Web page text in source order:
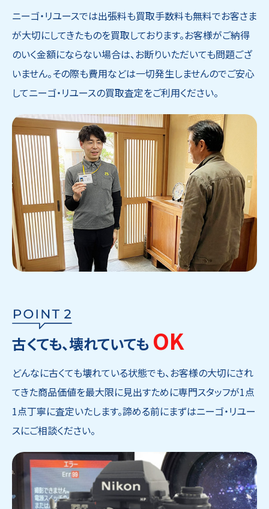
ニーゴ・リユースでは出張料も買取手数料も無料でお客さま
が大切にしてきたものを買取しております。お客様がご納得
のいく金額にならない場合は、お断りいただいても問題ござ
いません。その際も費用などは一切発生しませんのでご安心
してニーゴ・リユースの買取査定をご利用ください。
古くても、壊れていても OK
どんなに古くても壊れている状態でも、お客様の大切にされ
てきた商品価値を最大限に見出すために専門スタッフが1点
1点丁寧に査定いたします。諦める前にまずはニーゴ・リユー
スにご相談ください。